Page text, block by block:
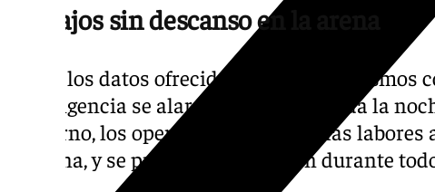
Trabajos sin descanso en la arena
Según los datos ofrecidos por los organismos
contingencia se alargaron durante toda la
nocturno, los operarios retomaron las labores
mañana, y se prevé que continúen durante